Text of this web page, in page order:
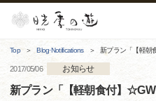
Top Blog·Notifications 新プラン「【軽朝
2017/05/06 お知らせ
新プラン「【軽朝食付】